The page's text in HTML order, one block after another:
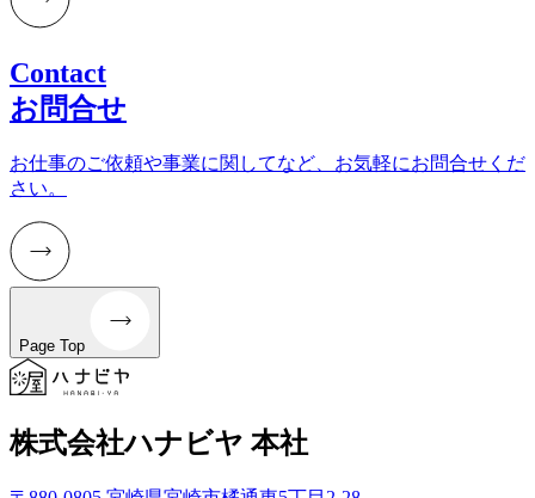
Contact
お問合せ
お仕事のご依頼や事業に関してなど、お気軽にお問合せくだ
さい。
Page Top
株式会社ハナビヤ 本社